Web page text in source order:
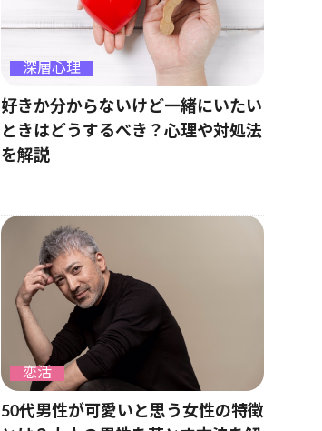
深層心理
好きか分からないけど一緒にいたい
ときはどうするべき？心理や対処法
を解説
恋活
50代男性が可愛いと思う女性の特徴